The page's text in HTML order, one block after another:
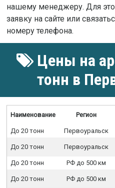
нашему менеджеру. Для
заявку на сайте или
номеру телефона.
Цены на
тонн в
Наименование Регион
До 20 тонн Первоуральск
До 20 тонн Первоуральск
До 20 тонн РФ до 500 км
До 20 тонн РФ до 500 км